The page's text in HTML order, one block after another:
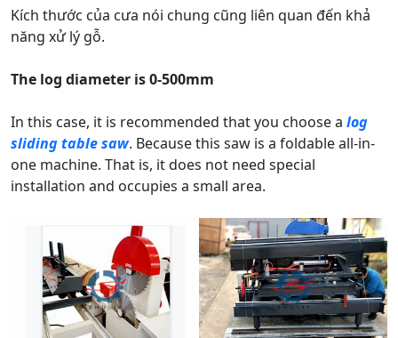
Kích thước của cưa nói chung cũng liên quan đến khả
năng xử lý gỗ.
The log diameter is 0-500mm
In this case, it is recommended that you choose a log
sliding table saw. Because this saw is a foldable all-in-
one machine. That is, it does not need special
installation and occupies a small area.